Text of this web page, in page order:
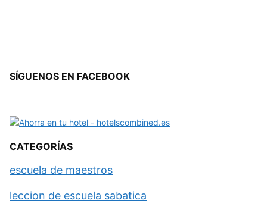
SÍGUENOS EN FACEBOOK
CATEGORÍAS
escuela de maestros
leccion de escuela sabatica